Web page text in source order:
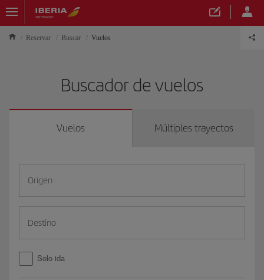
Reservar Buscar Vuelos
Buscador de vuelos
Vuelos Múltiples trayectos
Origen
Destino
Solo ida